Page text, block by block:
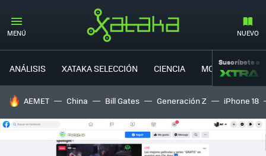
MENÚ NUEVO
ANÁLISIS XATAKA SELECCIÓN CIENCIA MOVILIDAD
Suscríbete a
HOY SE HABLA DE
AEMET China Bill Gates Generación Z iPhone 18